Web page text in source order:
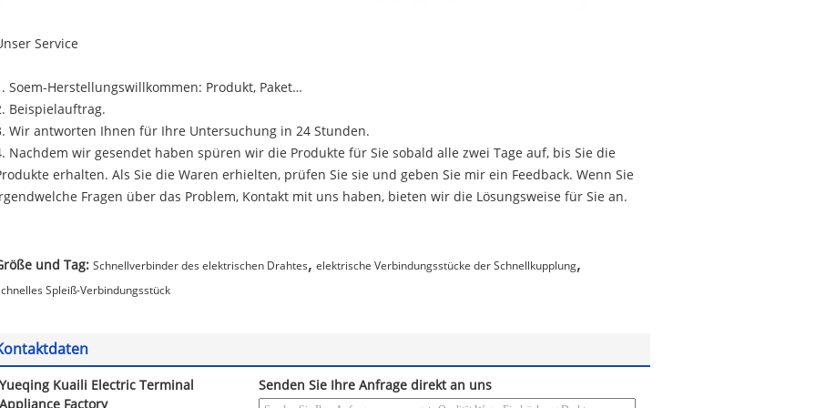
Service
Soem-Herstellungswillkommen: Produkt, Paket…
Beispielauftrag.
Wir antworten Ihnen für Ihre Untersuchung in 24 Stunden.
Nachdem wir gesendet haben spüren wir die Produkte für Sie sobald alle zwei Tage auf, bis Sie die
erhalten. Als Sie die Waren erhielten, prüfen Sie sie und geben Sie mir ein Feedback. Wenn Sie
Fragen über das Problem, Kontakt mit uns haben, bieten wir die Lösungsweise für Sie an.
und Tag: Schnellverbinder des elektrischen Drahtes, elektrische Verbindungsstücke der Schnellkupplung,
Spleiß-Verbindungsstück
Yueqing Kuaili Electric Terminal
Appliance Factory
Senden Sie Ihre Anfrage direkt an uns